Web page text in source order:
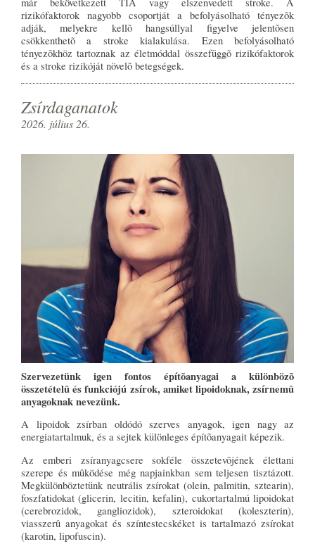
rizikófaktorok nagyobb csoportját a befolyásolható tényezõk
adják, melyekre kellõ hangsúllyal figyelve jelentõsen
csökkenthetõ a stroke kialakulása. Ezen befolyásolható
tényezõkhöz tartoznak az életmóddal összefüggõ rizikófaktorok
és a stroke rizikóját növelõ betegségek.
Zsírdaganatok
2026. július 26.
Szervezetünk igen fontos építõanyagai a különbözõ
összetételû és funkciójú zsírok, amiket lipoidoknak, zsírnemû
anyagoknak nevezünk.
A lipoidok zsírban oldódó szerves anyagok, igen nagy az
energiatartalmuk, és a sejtek különleges építõanyagait képezik.
Az emberi zsíranyagcsere sokféle összetevõjének élettani
szerepe és mûködése még napjainkban sem teljesen tisztázott.
Megkülönböztetünk neutrális zsírokat (olein, palmitin, sztearin),
foszfatidokat (glicerin, lecitin, kefalin), cukortartalmú lipoidokat
(cerebrozidok, gangliozidok), szteroidokat (koleszterin),
viasszerû anyagokat és színtestecskéket is tartalmazó zsírokat
(karotin, lipofuscin).